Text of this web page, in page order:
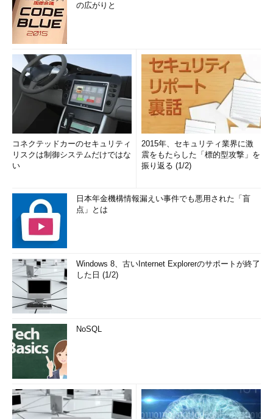
の広がりと
コネクテッドカーのセキュリティ
リスクは制御システムだけではな
い
2015年、セキュリティ業界に激
震をもたらした「標的型攻撃」を
振り返る (1/2)
日本年金機構情報漏えい事件でも悪用された「盲
点」とは
Windows 8、古いInternet Explorerのサポートが終了
した日 (1/2)
NoSQL